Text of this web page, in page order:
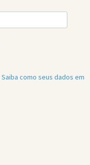
Saiba como seus dados em